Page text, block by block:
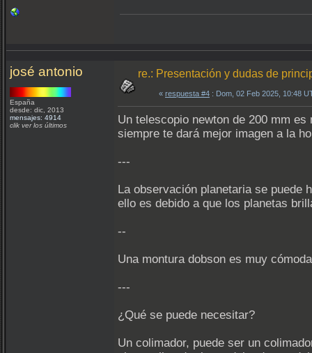
josé antonio
España
desde: dic, 2013
mensajes: 4914
clik ver los últimos
re.: Presentación y dudas de
« respuesta #4 : Dom, 02 Feb 2025, 10:48
Un telescopio newton de 200 mm
siempre te dará mejor imagen a la
---
La observación planetaria se puede
ello es debido a que los planetas
--
Una montura dobson es muy
---
¿Qué se puede necesitar?
Un colimador, puede ser un